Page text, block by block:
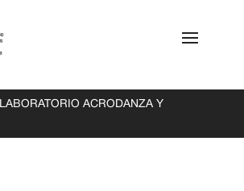
LABORATORIO ACRODANZA Y